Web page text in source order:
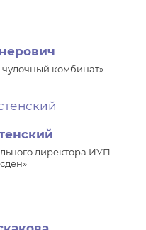
комбинат»
директора ИУП